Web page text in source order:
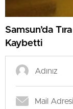
Samsun’da
Kaybetti